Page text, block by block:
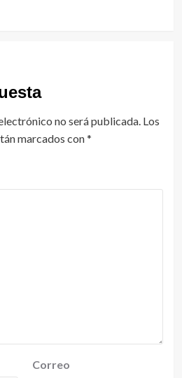
no será publicada. Los
marcados con*
Correo